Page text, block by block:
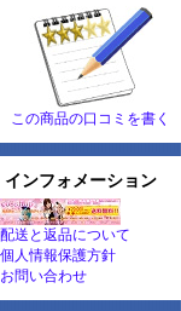
この商品の口コミを書く
インフォメーション
配送と返品について
個人情報保護方針
お問い合わせ